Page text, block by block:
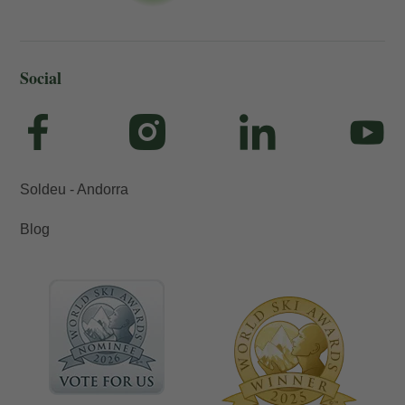
Social
Soldeu - Andorra
Blog